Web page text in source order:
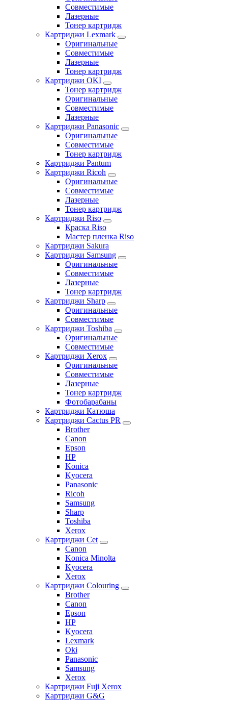
Совместимые
Лазерные
Тонер картридж
Картриджи Lexmark
Оригинальные
Совместимые
Лазерные
Тонер картридж
Картриджи OKI
Тонер картридж
Оригинальные
Совместимые
Лазерные
Картриджи Panasonic
Оригинальные
Совместимые
Тонер картридж
Картриджи Pantum
Картриджи Ricoh
Оригинальные
Совместимые
Лазерные
Тонер картридж
Картриджи Riso
Краска Riso
Мастер пленка Riso
Картриджи Sakura
Картриджи Samsung
Оригинальные
Совместимые
Лазерные
Тонер картридж
Картриджи Sharp
Оригинальные
Совместимые
Картриджи Toshiba
Оригинальные
Совместимые
Картриджи Xerox
Оригинальные
Совместимые
Лазерные
Тонер картридж
Фотобарабаны
Картриджи Катюша
Картриджи Cactus PR
Brother
Canon
Epson
HP
Konica
Kyocera
Panasonic
Ricoh
Samsung
Sharp
Toshiba
Xerox
Картриджи Cet
Canon
Konica Minolta
Kyocera
Xerox
Картриджи Colouring
Brother
Canon
Epson
HP
Kyocera
Lexmark
Oki
Panasonic
Samsung
Xerox
Картриджи Fuji Xerox
Картриджи G&G